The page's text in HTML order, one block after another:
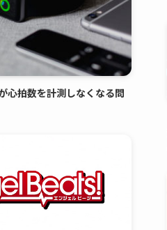
心拍数を計測しなくなる問